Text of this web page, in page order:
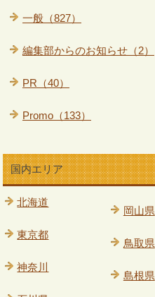
一般（827）
編集部からのお知らせ（2）
PR（40）
Promo（133）
国内エリア
北海道
東京都
神奈川
岡山県
鳥取県
島根県